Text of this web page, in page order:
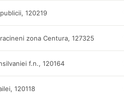
120219
zona Centura, 127325
f.n., 120164
120118